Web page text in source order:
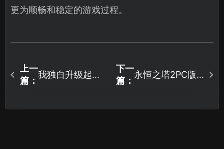
更为顺畅和稳定的游戏过程。
上一
篇：
我独自升级起立
决网络卡顿！
下一
篇：
永恒之塔2PC版
了！